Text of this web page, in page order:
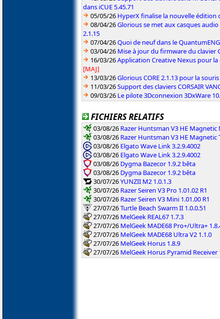
dans iCUE 5.45.71
05/05/26 HyperX finalise la nouvelle édition
08/04/26Glorious se met aux casques audio
2.1.15
07/04/26Quoi de neuf dans le
03/04/26 Mise à jour du firmware du clavier
16/03/26Application Creative Nexus pour
[MAJ]
13/03/26Glorious CORE 2.1.13 pour la
11/03/26Support des claviers CORSAIR
09/03/26 Le pilote 3Dconnexion 3DxWare
FICHIERS RELATIFS
03/08/26 Razer Huntsman V3 HE Magnetic
03/08/26 Razer Huntsman V3 HE Magnetic
03/08/26 Elgato Wave Link 3.2.9.4002
03/08/26 Elgato Wave Link 3.2.9.4002
03/08/26 Dygma Bazecor 1.9.2 bêta
03/08/26 Dygma Bazecor 1.9.2 bêta
30/07/26YUNZII M2 1.0.1.3
30/07/26 Razer Seiren V3 Pro 1.01.02 R1
30/07/26 Razer Seiren V3 Mini 1.01.00 R1
27/07/26Turtle Beach Swarm II 1.0.0.51
27/07/26 MelGeek REAL67 1.7.3
27/07/26 MelGeek MADE68 Pro+/Ultra+
27/07/26 MelGeek MADE68 Ultra V2 1.1.0
27/07/26 MelGeek Horus 1.8.9
27/07/26 MelGeek Horus Pyramid Receiver